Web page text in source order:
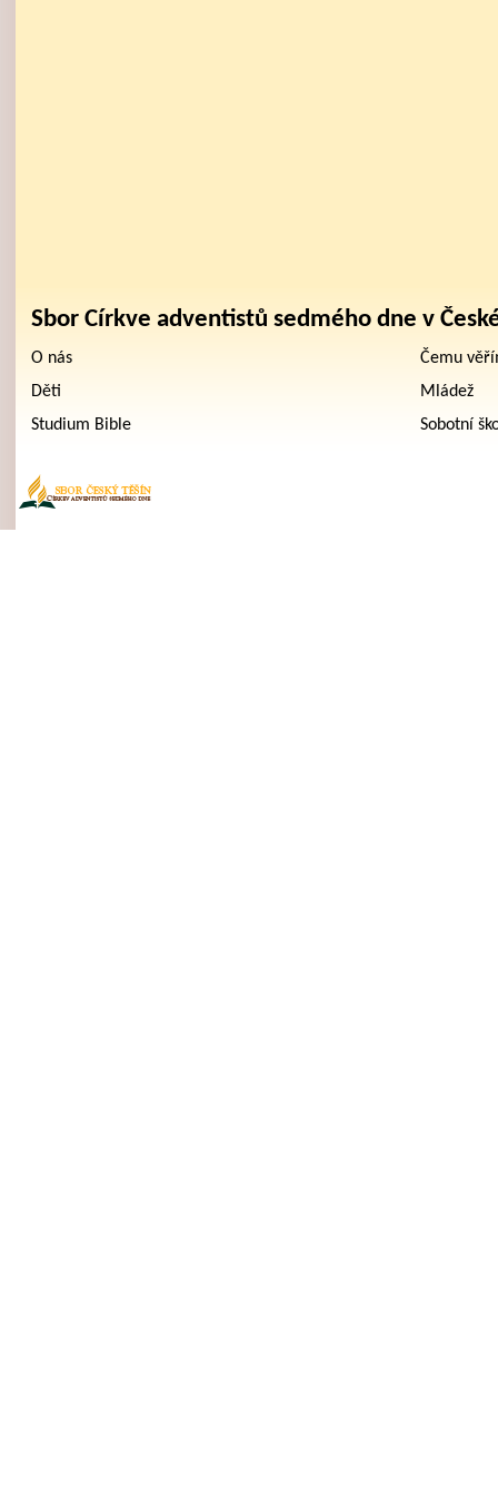
Sbor Církve adventistů sedmého dne v
O nás
Čemu
Děti
Mládež
Studium Bible
Sobotní